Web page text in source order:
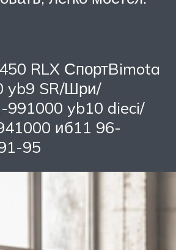
RLX СпортBimota
yb9 SR/Шри/
991000 yb10 dieci/
иб11 96-
95